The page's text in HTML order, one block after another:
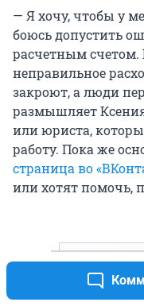
— Я хочу, чтобы у
боюсь допустить
расчетным счетом.
неправильное
закроют, а люди
размышляет
или юриста,
работу. Пока же
страница во
или хотят помочь,